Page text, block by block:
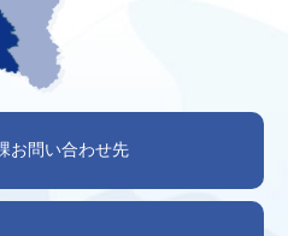
お問い合わせ先